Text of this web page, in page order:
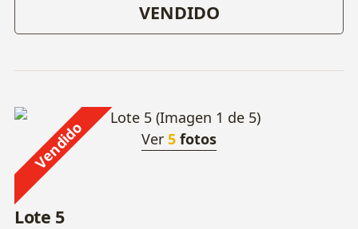
VENDIDO
Vendido Ver 5 fotos
Lote 5